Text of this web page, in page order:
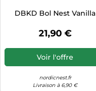
DBKD Bol Nest Vanilla
21,90 €
Voir l'offre
nordicnest.fr
Livraison à 6,90 €